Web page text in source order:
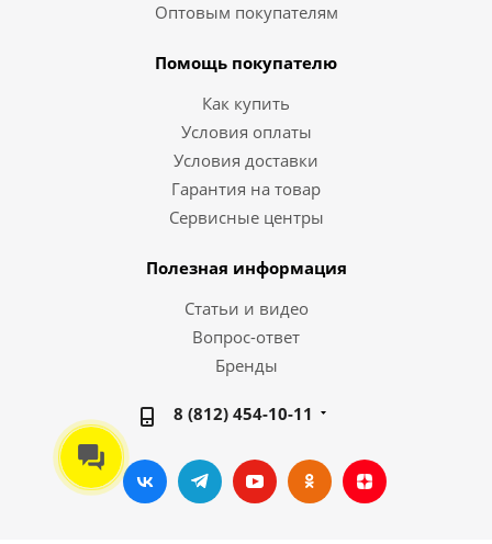
Оптовым покупателям
Помощь покупателю
Как купить
Условия оплаты
Условия доставки
Гарантия на товар
Сервисные центры
Полезная информация
Статьи и видео
Вопрос-ответ
Бренды
8 (812) 454-10-11